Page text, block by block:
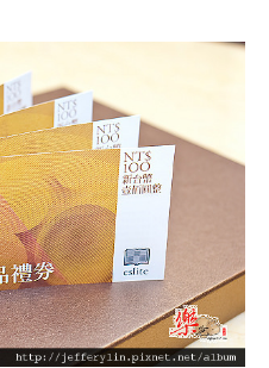
樂爸 happy88